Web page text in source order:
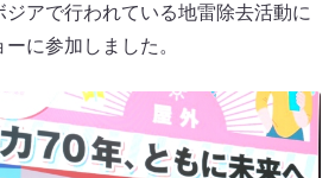
アで行われている地雷除去活動に
に参加しました。